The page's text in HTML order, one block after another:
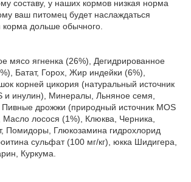
составу, у наших кормов низкая норма
ваш питомец будет наслаждаться
корма дольше обычного.
мясо ягненка (26%), Дегидрированное
Батат, Горох, Жир индейки (6%),
корней цикория (натуральный источник
и инулин), Минералы, Льняное семя,
дрожжи (природный источник MOS
Масло лосося (1%), Клюква, Черника,
Помидоры, Глюкозамина гидрохлорид
сульфат (100 мг/кг), юкка Шидигера,
Куркума.